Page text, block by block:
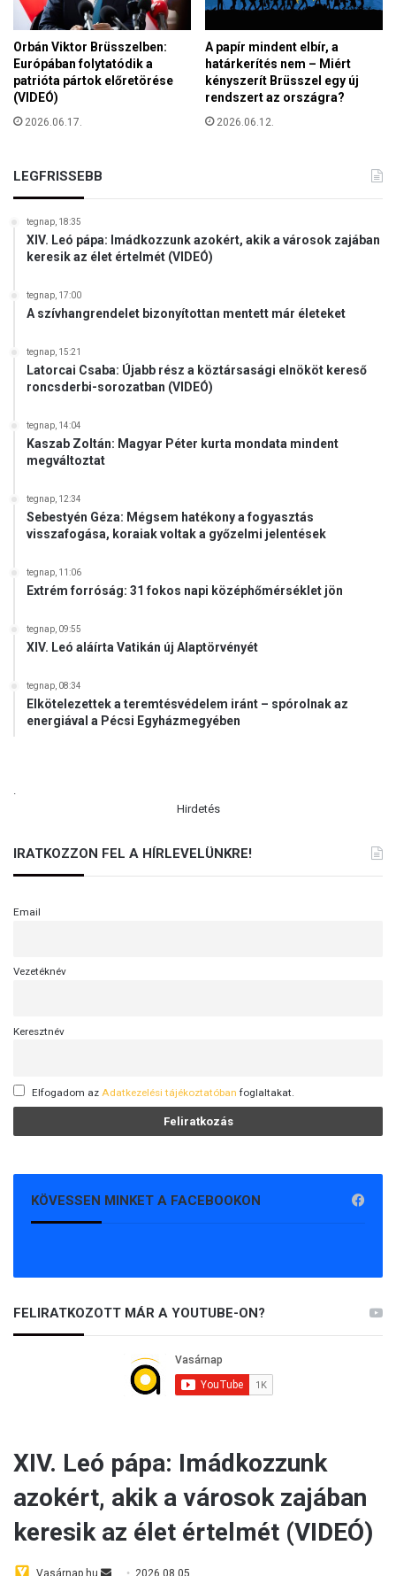
s
o
k
a
t
d
Orbán Viktor Brüsszelben:
Európában folytatódik a
patrióta pártok előretörése
(VIDEÓ)
2026.06.17.
A papír mindent elbír, a
határkerítés nem – Miért
kényszerít Brüsszel egy új
rendszert az országra?
2026.06.12.
LEGFRISSEBB
tegnap, 18:35
XIV. Leó pápa: Imádkozzunk azokért, akik a városok zajában
keresik az élet értelmét (VIDEÓ)
tegnap, 17:00
A szívhangrendelet bizonyítottan mentett már életeket
tegnap, 15:21
Latorcai Csaba: Újabb rész a köztársasági elnököt kereső
roncsderbi-sorozatban (VIDEÓ)
tegnap, 14:04
Kaszab Zoltán: Magyar Péter kurta mondata mindent
megváltoztat
tegnap, 12:34
Sebestyén Géza: Mégsem hatékony a fogyasztás
visszafogása, koraiak voltak a győzelmi jelentések
tegnap, 11:06
Extrém forróság: 31 fokos napi középhőmérséklet jön
tegnap, 09:55
XIV. Leó aláírta Vatikán új Alaptörvényét
tegnap, 08:34
Elkötelezettek a teremtésvédelem iránt – spórolnak az
energiával a Pécsi Egyházmegyében
Hirdetés
IRATKOZZON FEL A HÍRLEVELÜNKRE!
Email
Vezetéknév
Keresztnév
Elfogadom az Adatkezelési tájékoztatóban foglaltakat.
KÖVESSEN MINKET A FACEBOOKON
FELIRATKOZOTT MÁR A YOUTUBE-ON?